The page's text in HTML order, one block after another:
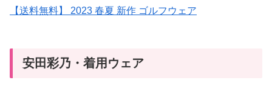
【送料無料】 2023 春夏 新作 ゴルフウェア
安田彩乃・着用ウェア